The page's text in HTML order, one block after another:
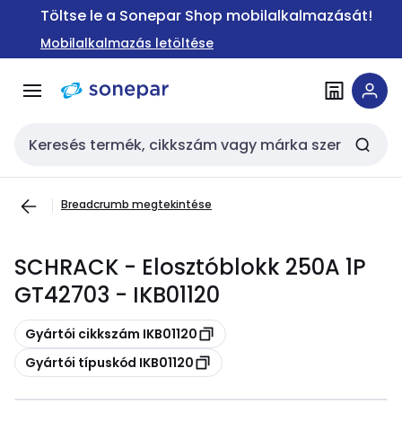
Ugrás a
Ugrás a
tartalomra
Töltse le a Sonepar Shop mobilalkalmazását!
Mobilalkalmazás letöltése
Keresési bemenet
Breadcrumb megtekintése
SCHRACK - Elosztóblokk 250A 1P
GT42703 - IKB01120
Másolás
Gyártói cikkszám IKB01120
Másolás
Gyártói típuskód IKB01120